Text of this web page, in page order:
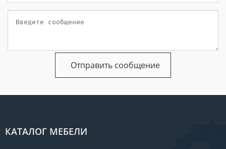
КАТАЛОГ МЕБЕЛИ